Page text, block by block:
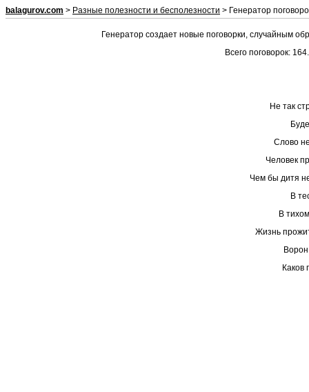
balagurov.com > Разные полезности и бесполезности > Генератор
Генератор создает новые поговорки, случайным
Всего поговорок:
Не так
Слово
Человек
Чем бы дитя
В
В
Жизнь
Каков